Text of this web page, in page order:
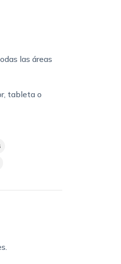
las áreas
tableta o